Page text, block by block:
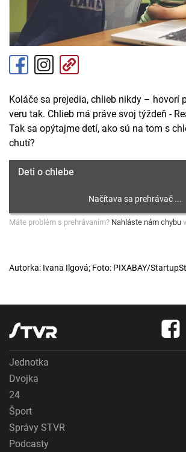
Koláče sa prejedia, chlieb nikdy – hovorí
veru tak. Chlieb má práve svoj týždeň -
Tak sa opýtajme detí, ako sú na tom s
chutí?
Deti o chlebe
Máte problém s prehrávaním? Nahláste nám chybu
Autorka: Ivana Ilgová; Foto: PIXABAY/
Jednotka
Dvojka
24
Šport
Správy STVR
Podcasty